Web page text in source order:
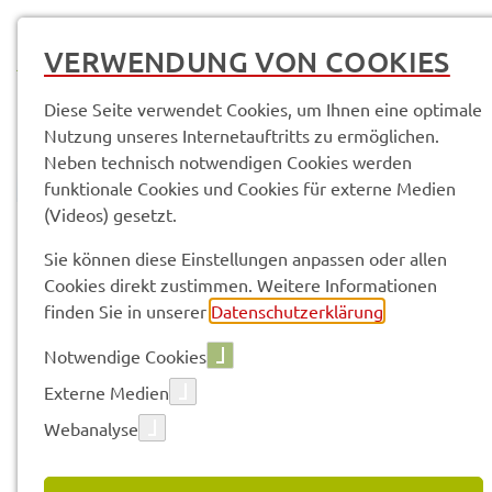
Vorle­sen
VERWENDUNG VON COOKIES
Diese Seite verwendet Cookies, um Ihnen eine optimale
Nutzung unseres Internetauftritts zu ermöglichen.
Neben technisch notwendigen Cookies werden
funktionale Cookies und Cookies für externe Medien
(Videos) gesetzt.
Sie können diese Einstellungen anpassen oder allen
Cookies direkt zustimmen. Weitere Informationen
finden Sie in unserer Datenschutzerklärung
Notwendige Cookies
Externe Medien
Webanalyse